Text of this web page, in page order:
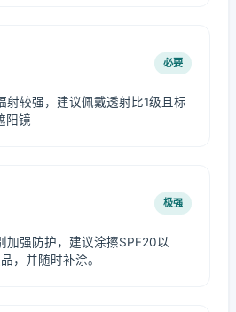
必要
射较强，建议佩戴透射比1级且标
阳镜
极强
加强防护，建议涂擦SPF20以
，并随时补涂。